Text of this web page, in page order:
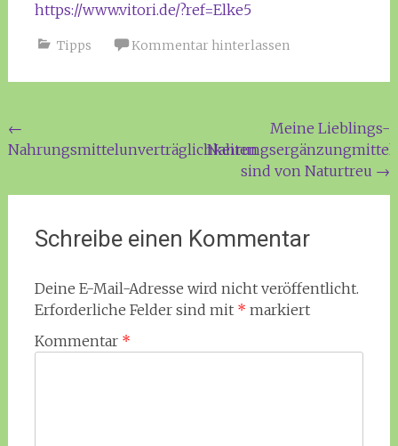
https://www.vitori.de/?ref=Elke5
Tipps Kommentar hinterlassen
Beitragsnavigation
←
Nahrungsmittelunverträglichkeiten
Meine Lieblings-
Nahrungsergänzungmittel
sind von Naturtreu →
Schreibe einen Kommentar
Deine E-Mail-Adresse wird nicht veröffentlicht.
Erforderliche Felder sind mit * markiert
Kommentar *